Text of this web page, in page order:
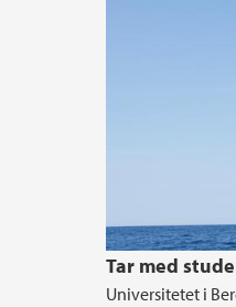
Tar med
Universitetet i